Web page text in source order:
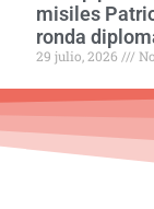
misiles
ronda
29 julio, 2026